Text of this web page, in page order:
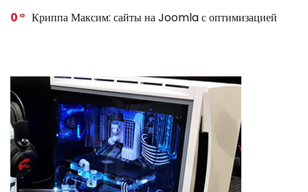
0 Криппа Максим: сайты на Joomla с оптимизацией